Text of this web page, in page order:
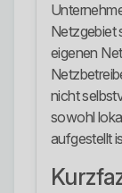
Netzgebiet
eigenen
nicht
sowohl
aufgestellt